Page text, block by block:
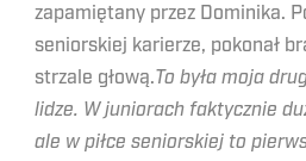
zapamiętany przez Dominika.
seniorskiej karierze, pokonał
strzale głową.To była moja
lidze. W juniorach faktycznie
ale w piłce seniorskiej to